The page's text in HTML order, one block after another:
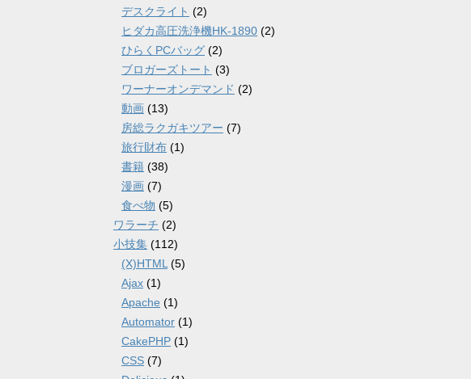
デスクライト (2)
ヒダカ高圧洗浄機HK-1890 (2)
ひらくPCバッグ (2)
ブロガーズトート (3)
ワーナーオンデマンド (2)
動画 (13)
房総ラクガキツアー (7)
旅行財布 (1)
書籍 (38)
漫画 (7)
食べ物 (5)
ワラーチ (2)
小技集 (112)
(X)HTML (5)
Ajax (1)
Apache (1)
Automator (1)
CakePHP (1)
CSS (7)